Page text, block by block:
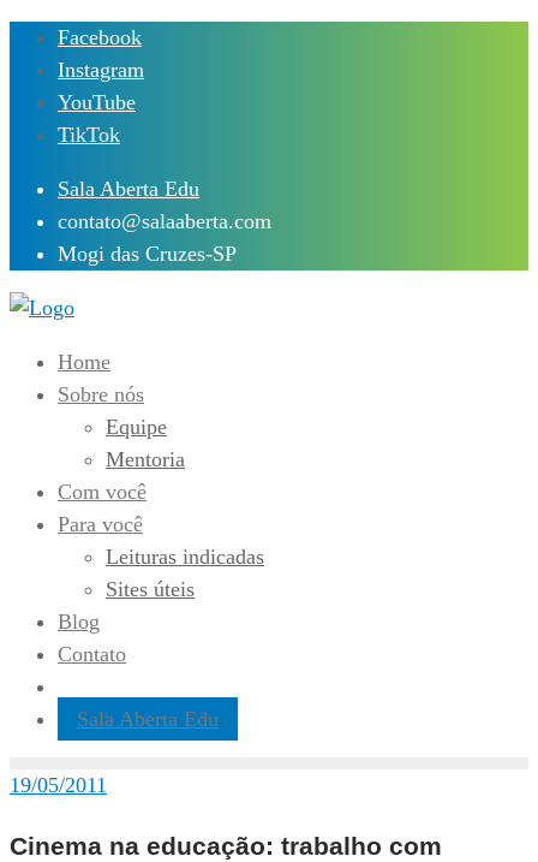
Skip
content
Facebook
Instagram
YouTube
TikTok
Sala Aberta Edu
contato@salaaberta.com
Mogi das Cruzes-SP
Home
Sobre nós
Equipe
Mentoria
Com você
Para você
Leituras indicadas
Sites úteis
Blog
Contato
Sala Aberta Edu
19/05/2011
Cinema na educação: trabalho com